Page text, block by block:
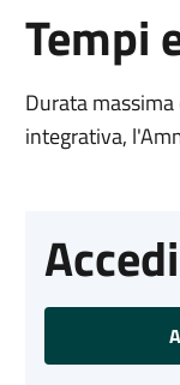
Tempi
Durata
integrativa,